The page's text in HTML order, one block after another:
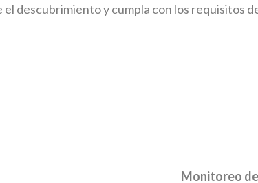
el descubrimiento y cumpla con los requisitos
Monitoreo